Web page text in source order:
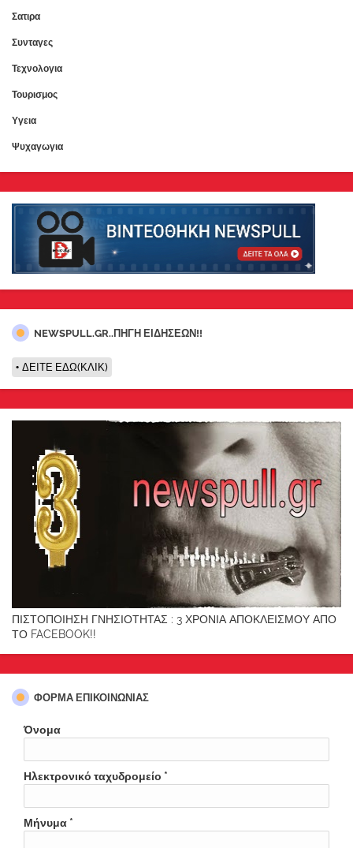
Σατιρα
Συνταγες
Τεχνολογια
Τουρισμος
Υγεια
Ψυχαγωγια
NEWSPULL.GR..ΠΗΓΗ ΕΙΔΗΣΕΩΝ!!
ΔΕΙΤΕ ΕΔΩ(ΚΛΙΚ)
ΠΙΣΤΟΠΟΙΗΣΗ ΓΝΗΣΙΟΤΗΤΑΣ : 3 ΧΡΟΝΙΑ ΑΠΟΚΛΕΙΣΜΟΥ ΑΠΟ
ΤΟ FACEBOOK!!
ΦΌΡΜΑ ΕΠΙΚΟΙΝΩΝΊΑΣ
Όνομα
Ηλεκτρονικό ταχυδρομείο *
Μήνυμα *